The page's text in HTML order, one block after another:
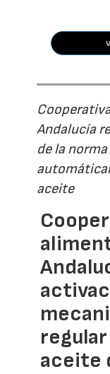
Andalucía
de la
aceite
aceite